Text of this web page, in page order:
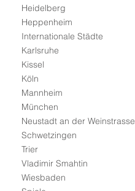
Heidelberg
Heppenheim
Internationale Städte
Karlsruhe
Kissel
Köln
Mannheim
München
Neustadt an der Weinstrasse
Schwetzingen
Trier
Vladimir Smahtin
Wiesbaden